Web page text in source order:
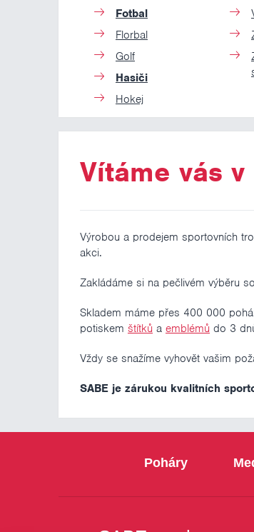
Fotbal
Florbal
Golf
Hasiči
Hokej
Vítáme vás
Výrobou a prodejem sportovních
akci.
Zakládáme si na pečlivém výběru
Skladem máme přes 400 000
potiskem štítků a emblémů do 3
Vždy se snažíme vyhovět vašim
SABE je zárukou kvalitních
Poháry